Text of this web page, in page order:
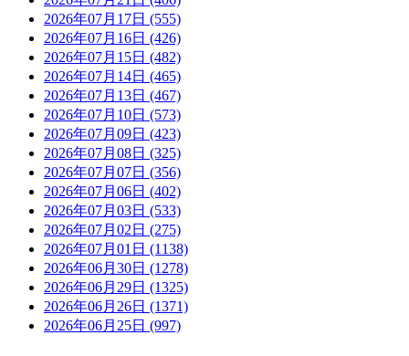
2026年07月17日 (555)
2026年07月16日 (426)
2026年07月15日 (482)
2026年07月14日 (465)
2026年07月13日 (467)
2026年07月10日 (573)
2026年07月09日 (423)
2026年07月08日 (325)
2026年07月07日 (356)
2026年07月06日 (402)
2026年07月03日 (533)
2026年07月02日 (275)
2026年07月01日 (1138)
2026年06月30日 (1278)
2026年06月29日 (1325)
2026年06月26日 (1371)
2026年06月25日 (997)